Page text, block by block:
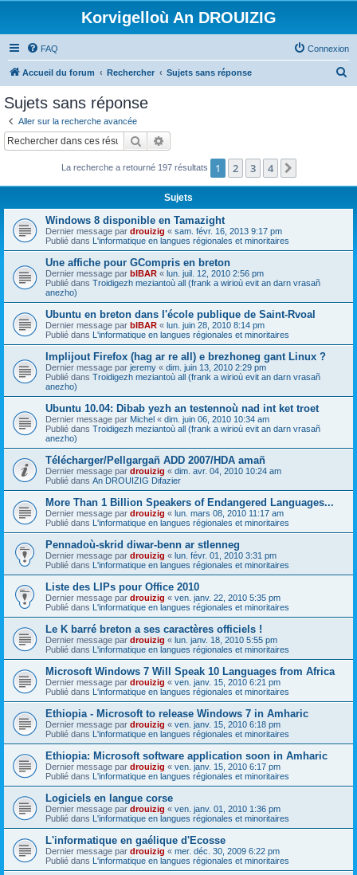
Korvigelloù An DROUIZIG
FAQ Connexion
Accueil du forum Rechercher Sujets sans réponse
c
Sujets sans réponse
Aller sur la recherche avancée
Rechercher
La recherche a retourné 197 résultats 1 2 3 4
Sujets
Windows 8 disponible en Tamazight
Dernier message par drouizig « sam. févr. 16, 2013 9:17 pm
Publié dans L'informatique en langues régionales et minoritaires
Une affiche pour GCompris en breton
Dernier message par bIBAR « lun. juil. 12, 2010 2:56 pm
Publié dans Troidigezh meziantoù all (frank a wirioù evit an darn vrasañ
anezho)
Ubuntu en breton dans l'école publique de Saint-Rvoal
Dernier message par bIBAR « lun. juin 28, 2010 8:14 pm
Publié dans L'informatique en langues régionales et minoritaires
Implijout Firefox (hag ar re all) e brezhoneg gant Linux ?
Dernier message par jeremy « dim. juin 13, 2010 2:29 pm
Publié dans Troidigezh meziantoù all (frank a wirioù evit an darn vrasañ
anezho)
Ubuntu 10.04: Dibab yezh an testennoù nad int ket troet
Dernier message par Michel « dim. juin 06, 2010 10:34 am
Publié dans Troidigezh meziantoù all (frank a wirioù evit an darn vrasañ
anezho)
Télécharger/Pellgargañ ADD 2007/HDA amañ
Dernier message par drouizig « dim. avr. 04, 2010 10:24 am
Publié dans An DROUIZIG Difazier
More Than 1 Billion Speakers of Endangered Languages...
Dernier message par drouizig « lun. mars 08, 2010 11:17 am
Publié dans L'informatique en langues régionales et minoritaires
Pennadoù-skrid diwar-benn ar stlenneg
Dernier message par drouizig « lun. févr. 01, 2010 3:31 pm
Publié dans L'informatique en langues régionales et minoritaires
Liste des LIPs pour Office 2010
Dernier message par drouizig « ven. janv. 22, 2010 5:35 pm
Publié dans L'informatique en langues régionales et minoritaires
Le K barré breton a ses caractères officiels !
Dernier message par drouizig « lun. janv. 18, 2010 5:55 pm
Publié dans L'informatique en langues régionales et minoritaires
Microsoft Windows 7 Will Speak 10 Languages from Africa
Dernier message par drouizig « ven. janv. 15, 2010 6:21 pm
Publié dans L'informatique en langues régionales et minoritaires
Ethiopia - Microsoft to release Windows 7 in Amharic
Dernier message par drouizig « ven. janv. 15, 2010 6:18 pm
Publié dans L'informatique en langues régionales et minoritaires
Ethiopia: Microsoft software application soon in Amharic
Dernier message par drouizig « ven. janv. 15, 2010 6:17 pm
Publié dans L'informatique en langues régionales et minoritaires
Logiciels en langue corse
Dernier message par drouizig « ven. janv. 01, 2010 1:36 pm
Publié dans L'informatique en langues régionales et minoritaires
L'informatique en gaélique d'Ecosse
Dernier message par drouizig « mer. déc. 30, 2009 6:22 pm
Publié dans L'informatique en langues régionales et minoritaires